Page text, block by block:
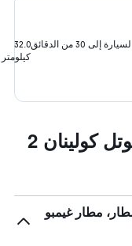
إلى 30 من الدقائق
32.0
كيلومتر
كولينان 2
2 من أقرب مطار، مطار غيمبو